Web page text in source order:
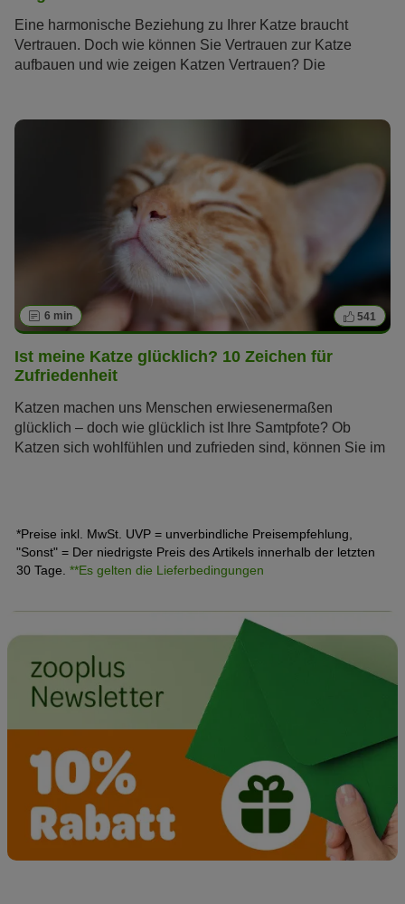
Eine harmonische Beziehung zu Ihrer Katze braucht
Vertrauen. Doch wie können Sie Vertrauen zur Katze
aufbauen und wie zeigen Katzen Vertrauen? Die
Ihnen, ob und wie sehr Ihre Katze Ihnen vertraut.
6 min 541
Ist meine Katze glücklich? 10 Zeichen für
Zufriedenheit
Katzen machen uns Menschen erwiesenermaßen
glücklich – doch wie glücklich ist Ihre Samtpfote? Ob
Katzen sich wohlfühlen und zufrieden sind, können Sie im
*Preise inkl. MwSt. UVP = unverbindliche Preisempfehlung,
"Sonst" = Der niedrigste Preis des Artikels innerhalb der letzten
30 Tage. **Es gelten die Lieferbedingungen